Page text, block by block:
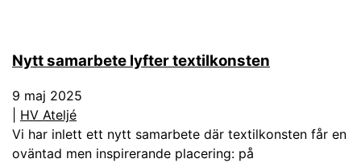
Nytt samarbete lyfter textilkonsten
9 maj 2025
HV Ateljé
Vi har inlett ett nytt samarbete där textilkonsten får en
oväntad men inspirerande placering: på